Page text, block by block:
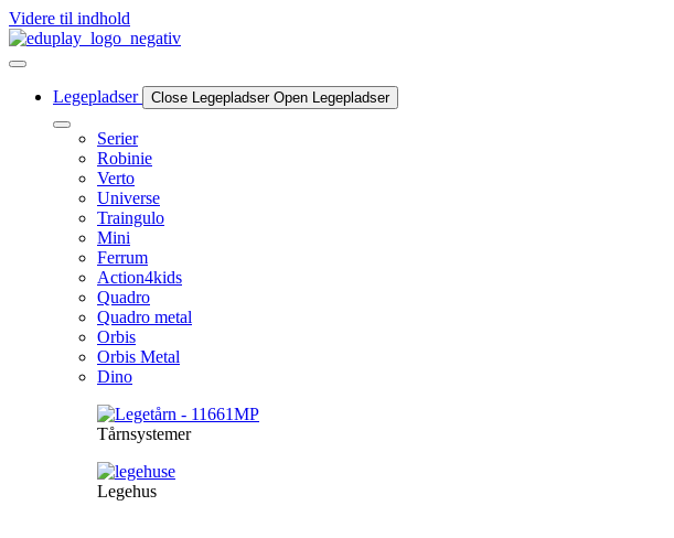
Videre til indhold
Legepladser Close Legepladser Open Legepladser
Serier
Robinie
Verto
Universe
Traingulo
Mini
Ferrum
Action4kids
Quadro
Quadro metal
Orbis
Orbis Metal
Dino
Tårnsystemer
Legehus